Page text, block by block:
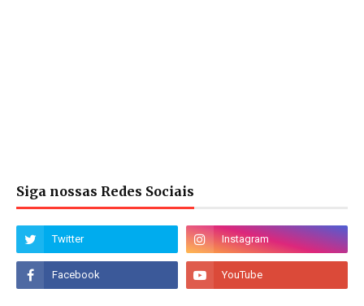
Siga nossas Redes Sociais